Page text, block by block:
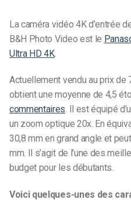
La caméra vidéo 4K d’entrée
B&H Photo Video est le
Ultra HD 4K.
Actuellement vendu au prix de
obtient une moyenne de 4,5
commentaires. Il est équipé
un zoom optique 20x. En
30,8 mm en grand angle et
mm. Il s’agit de l’une des
budget pour les débutants.
Voici quelques-unes des